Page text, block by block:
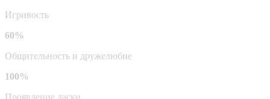
Игривость
60%
Общительность и дружелюбие
100%
Проявление ласки